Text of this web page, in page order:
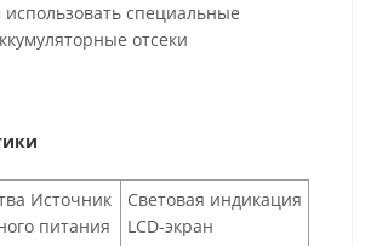
специальные
отсеки
Источник
питания
Световая индикация
LCD-экран